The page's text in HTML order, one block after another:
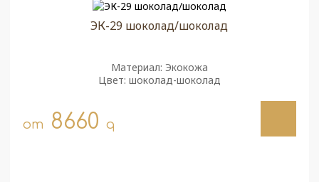
ЭК-29 шоколад/шоколад
Материал: Экокожа
Цвет: шоколад-шоколад
от 8660 q